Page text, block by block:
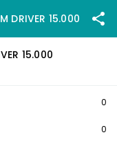
DRIVER 15.000
15.000
0
0